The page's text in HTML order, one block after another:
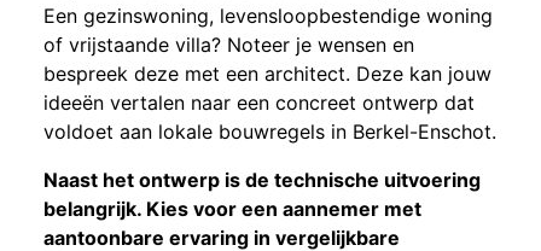
Een gezinswoning, levensloopbestendige woning
of vrijstaande villa? Noteer je wensen en
bespreek deze met een architect. Deze kan jouw
ideeën vertalen naar een concreet ontwerp dat
voldoet aan lokale bouwregels in Berkel-Enschot.
Naast het ontwerp is de technische uitvoering
belangrijk. Kies voor een aannemer met
aantoonbare ervaring in vergelijkbare